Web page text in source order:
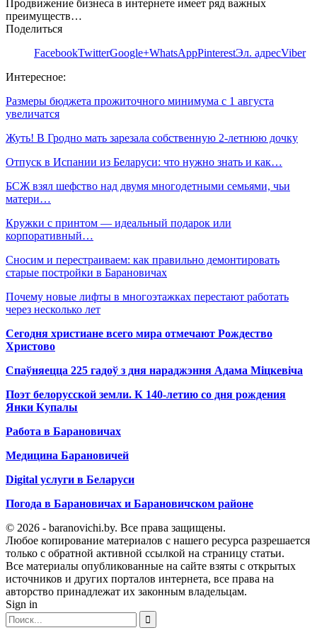
Продвижение бизнеса в интернете имеет ряд важных
преимуществ…
Поделиться
FacebookTwitterGoogle+WhatsAppPinterestЭл. адресViber
Интересное:
Размеры бюджета прожиточного минимума с 1 августа
увеличатся
Жуть! В Гродно мать зарезала собственную 2-летнюю дочку
Отпуск в Испании из Беларуси: что нужно знать и как…
БСЖ взял шефство над двумя многодетными семьями, чьи
матери…
Кружки с принтом — идеальный подарок или
корпоративный…
Сносим и перестраиваем: как правильно демонтировать
старые постройки в Барановичах
Почему новые лифты в многоэтажках перестают работать
через несколько лет
Сегодня христиане всего мира отмечают Рождество
Христово
Спаўняецца 225 гадоў з дня нараджэння Адама Міцкевіча
Поэт белорусской земли. К 140-летию со дня рождения
Янки Купалы
Работа в Барановичах
Медицина Барановичей
Digital услуги в Беларуси
Погода в Барановичах и Барановичском районе
© 2026 - baranovichi.by. Все права защищены.
Любое копирование материалов с нашего ресурса разрешается
только с обратной активной ссылкой на страницу статьи.
Все материалы опубликованные на сайте взяты с открытых
источников и других порталов интернета, все права на
авторство принадлежат их законным владельцам.
Sign in